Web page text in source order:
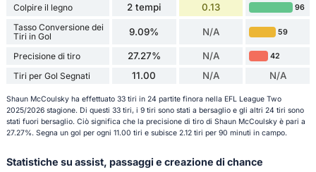
Colpire il legno 2 tempi 0.13 96
Tasso Conversione dei
Tiri in Gol
9.09% N/A 59
Precisione di tiro 27.27% N/A 42
Tiri per Gol Segnati 11.00 N/A N/A
Shaun McCoulsky ha effettuato 33 tiri in 24 partite finora nella EFL League Two
2025/2026 stagione. Di questi 33 tiri, i 9 tiri sono stati a bersaglio e gli altri 24 tiri sono
stati fuori bersaglio. Ciò significa che la precisione di tiro di Shaun McCoulsky è pari a
27.27%. Segna un gol per ogni 11.00 tiri e subisce 2.12 tiri per 90 minuti in campo.
Statistiche su assist, passaggi e creazione di chance